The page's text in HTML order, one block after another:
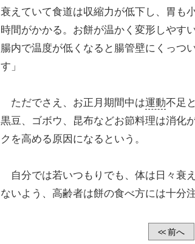
衰えていて食道は収縮力が低下し、胃も
時間がかかる。お餅が温かく変形しやす
腸内で温度が低くなると腸管壁にくっつ
す」
ただでさえ、お正月期間中は運動不足
黒豆、ゴボウ、昆布などお節料理は消化
クを高める原因になるという。
自分では若いつもりでも、体は日々衰
ないよう、高齢者は餅の食べ方には十分
<<前へ